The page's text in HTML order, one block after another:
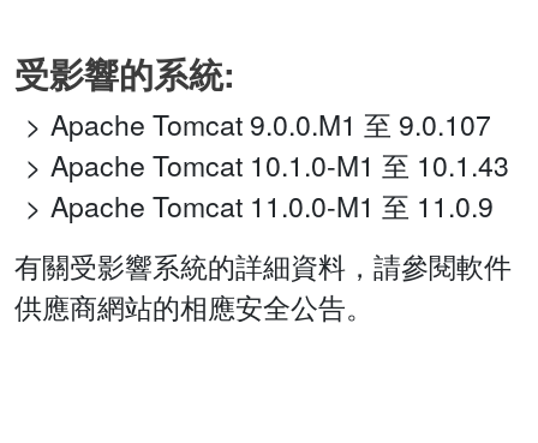
受影響的系統:
Apache Tomcat 9.0.0.M1 至 9.0.107
Apache Tomcat 10.1.0-M1 至 10.1.43
Apache Tomcat 11.0.0-M1 至 11.0.9
有關受影響系統的詳細資料，請參閱軟件
供應商網站的相應安全公告。